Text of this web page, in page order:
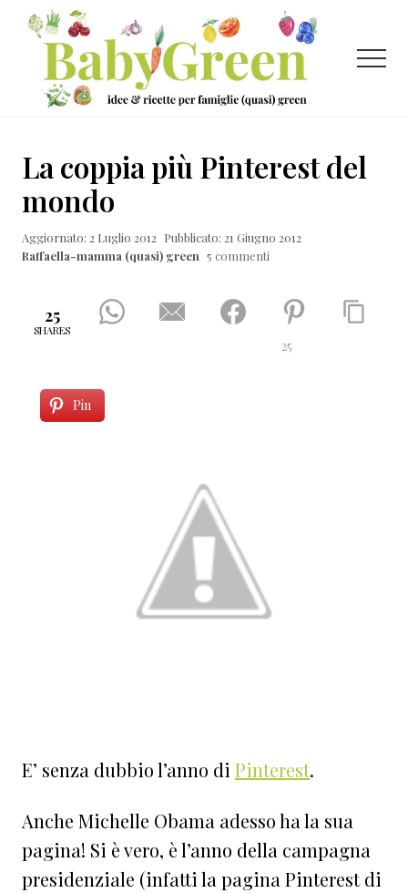
Menu
Passa
contenuto
principale
Passa
laterale
primaria
Passa
ricette
per
famiglie
Menu
La coppia più Pinterest del
mondo
Aggiornato: 2 Luglio 2012 Pubblicato: 21 Giugno 2012
Raffaella-mamma (quasi) green 5 commenti
25
SHARES
25
Pin
E’ senza dubbio l’anno di Pinterest.
Anche Michelle Obama adesso ha la sua
pagina! Si è vero, è l’anno della campagna
presidenziale (infatti la pagina Pinterest di